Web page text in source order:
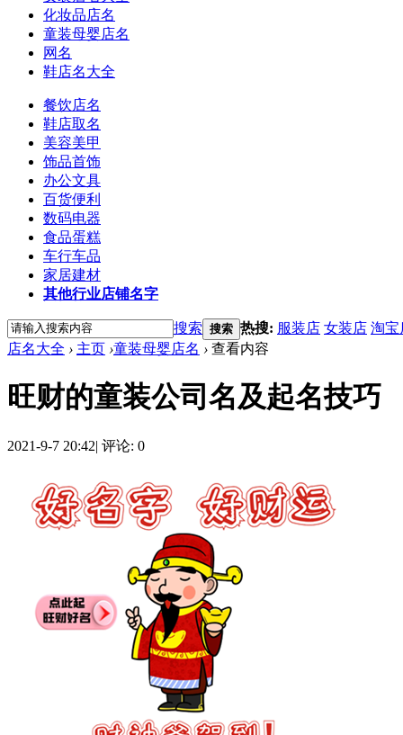
化妆品店名
童装母婴店名
网名
鞋店名大全
餐饮店名
鞋店取名
美容美甲
饰品首饰
办公文具
百货便利
数码电器
食品蛋糕
车行车品
家居建材
其他行业店铺名字
搜索 搜索 热搜: 服装店 女装店 淘宝
店名大全 › 主页 ›童装母婴店名 › 查看内容
旺财的童装公司名及起名技巧
2021-9-7 20:42| 评论: 0